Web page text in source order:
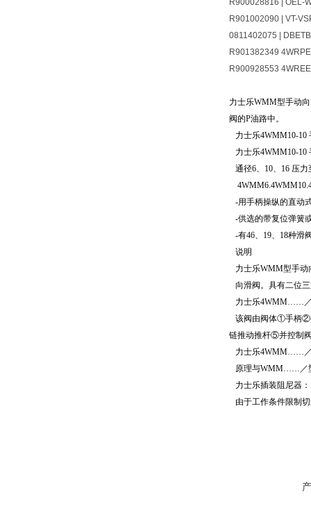
R900028816 | OEL-
R901002090 | VT-
0811402075 |
R901382349
R900928553
力士乐WMM型手动
阀的P油路中。
力士乐4WMM10-10
力士乐4WMM10-10
通径6、10、16 压力
-用手柄操纵的直动
-供选的带复位弹簧
-有46、19、18种滑
说明
力士乐WMM型手动
向滑阀。具有二位
力士乐4WMM……
该阀由阀体①手柄②
链推动推杆⑤并控制
力士乐4WMM……
原理与WMM……／
力士乐插装阻尼器：
由于工作条件限制